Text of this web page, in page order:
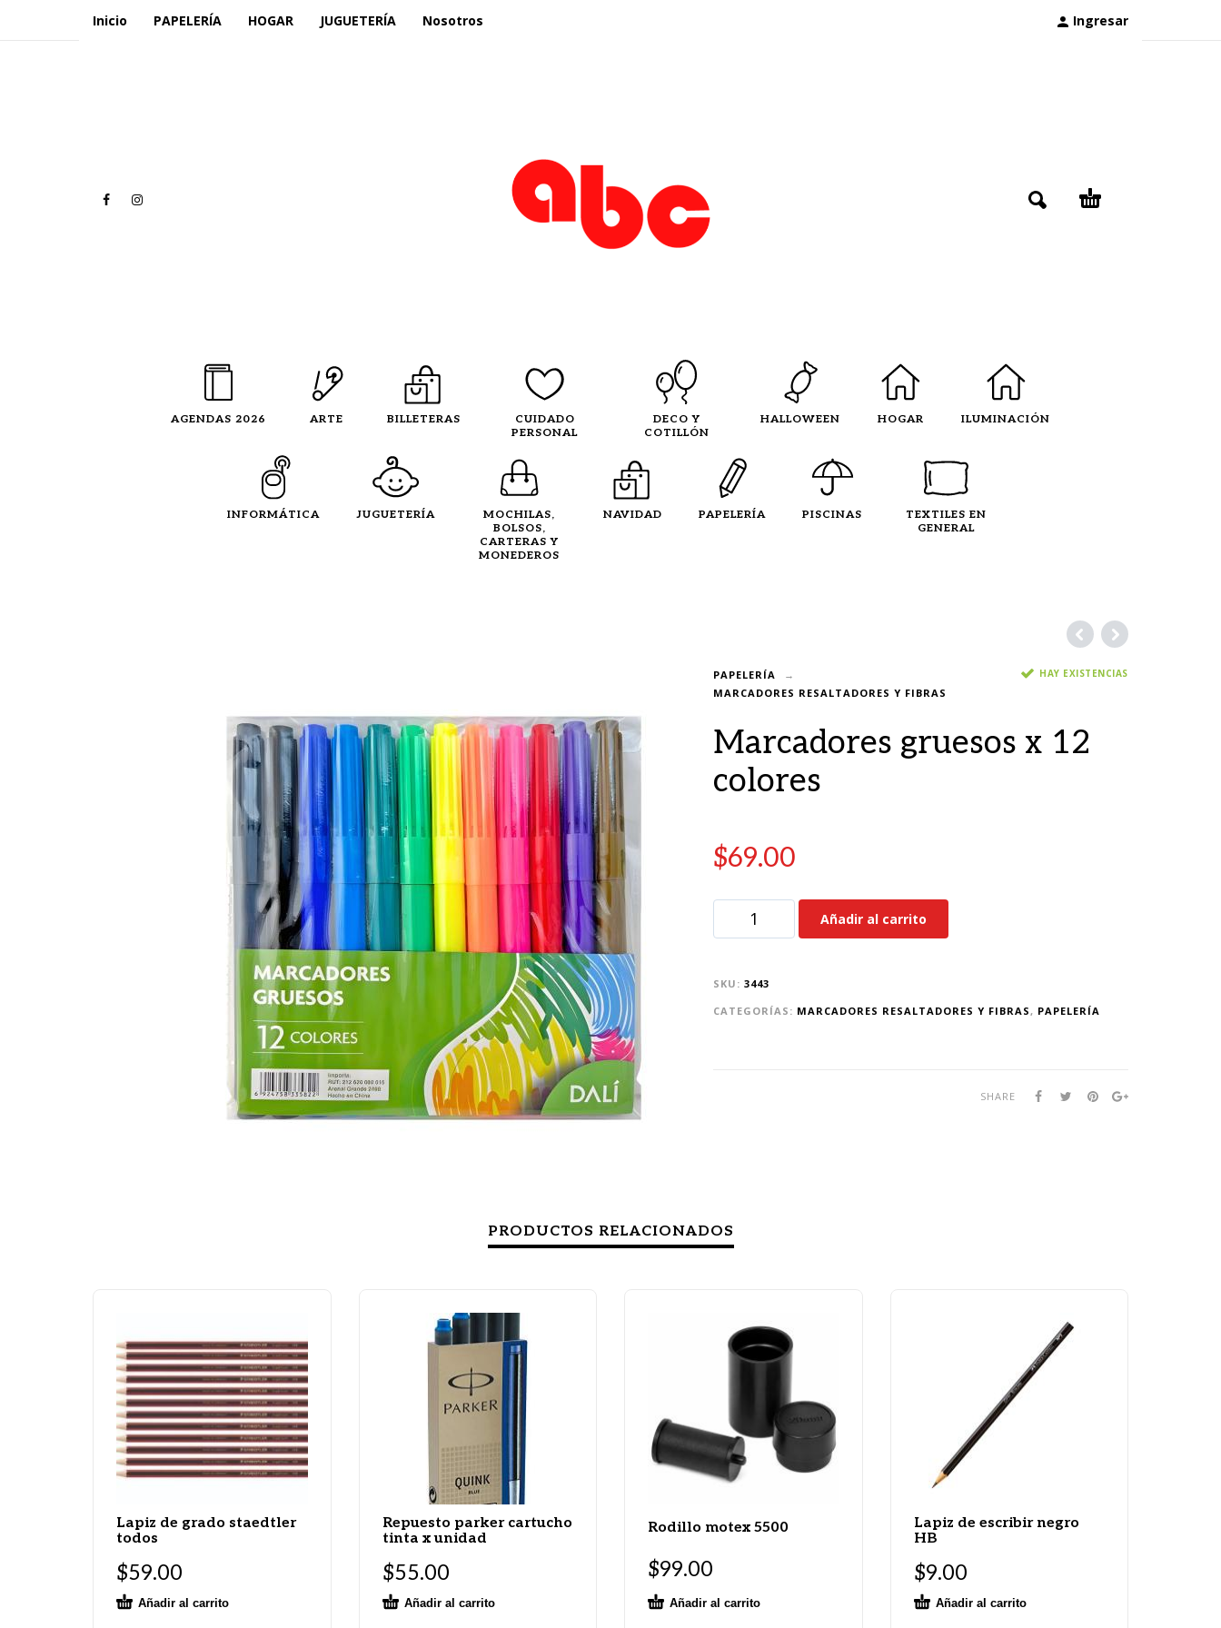
Ingresar
Inicio PAPELERÍA HOGAR JUGUETERÍA Nosotros
AGENDAS 2026 ARTE BILLETERAS
CUIDADO
PERSONAL
DECO Y
COTILLÓN
HALLOWEEN HOGAR ILUMINACIÓN
INFORMÁTICA JUGUETERÍA
MOCHILAS,
BOLSOS,
CARTERAS Y
MONEDEROS
NAVIDAD PAPELERÍA PISCINAS
TEXTILES EN
GENERAL
PAPELERÍA
MARCADORES RESALTADORES Y FIBRAS
HAY EXISTENCIAS
Marcadores gruesos x 12
colores
$69.00
Añadir al carrito
SKU: 3443
CATEGORÍAS: MARCADORES RESALTADORES Y FIBRAS, PAPELERÍA
SHARE
PRODUCTOS RELACIONADOS
Lapiz de grado staedtler
todos
$59.00
Añadir al carrito
Repuesto parker cartucho
tinta x unidad
$55.00
Añadir al carrito
Rodillo motex 5500
$99.00
Añadir al carrito
Lapiz de escribir negro
HB
$9.00
Añadir al carrito